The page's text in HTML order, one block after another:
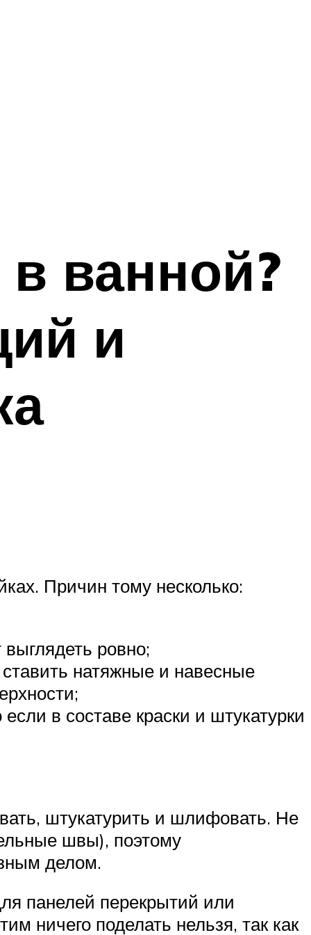
ванной?
и
Причин тому несколько:
ровно;
натяжные и навесные
в составе краски и штукатурки
штукатурить и шлифовать. Не
швы), поэтому
делом.
панелей перекрытий или
ничего поделать нельзя, так как